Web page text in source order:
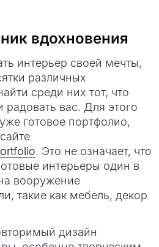
вдохновения
интерьер своей мечты,
различных
среди них тот, что
радовать вас. Для этого
готовое портфолио,
. Это не означает, что
интерьеры один в
вооружение
такие как мебель, декор
дизайн